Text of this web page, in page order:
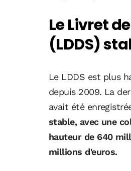
Le Livret
(LDDS)
Le LDDS est plus
depuis 2009. La
avait été
stable, avec une
hauteur de 640
millions d'euros.